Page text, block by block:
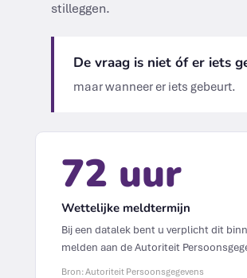
72 uur
Wettelijke meldtermijn
Bij een datalek bent u verplicht dit
melden aan de Autoriteit
Bron: Autoriteit Persoonsgegevens
stilleggen.
De vraag is niet óf er iets
maar wanneer er iets gebeurt.